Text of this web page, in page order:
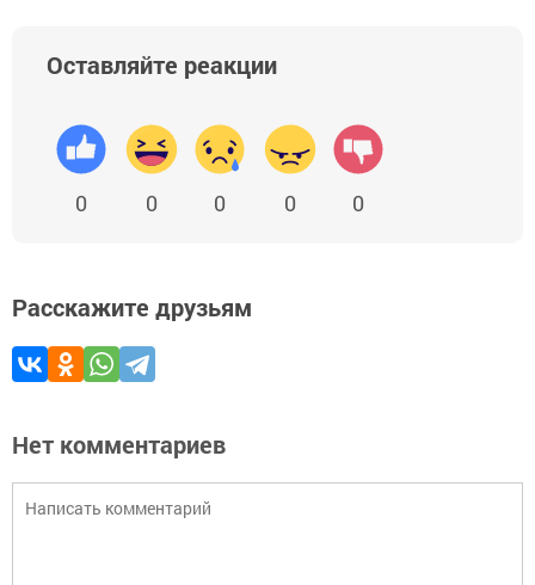
Оставляйте реакции
0 0 0 0 0
Расскажите друзьям
Нет комментариев